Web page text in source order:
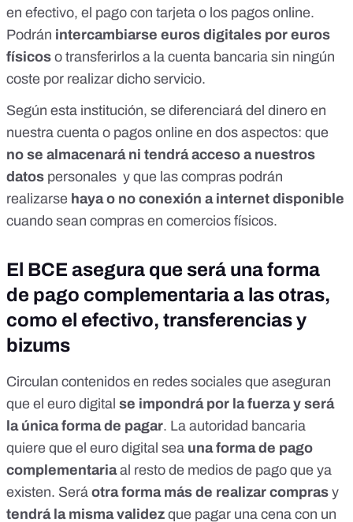
en efectivo, el pago con tarjeta o los pagos online.
Podrán intercambiarse euros digitales por euros
físicos o transferirlos a la cuenta bancaria sin ningún
coste por realizar dicho servicio.
Según esta institución, se diferenciará del dinero en
nuestra cuenta o pagos online en dos aspectos: que
no se almacenará ni tendrá acceso a nuestros
datos personales y que las compras podrán
realizarse haya o no conexión a internet disponible
cuando sean compras en comercios físicos.
El BCE asegura que será una forma
de pago complementaria a las otras,
como el efectivo, transferencias y
bizums
Circulan contenidos en redes sociales que aseguran
que el euro digital se impondrá por la fuerza y será
la única forma de pagar. La autoridad bancaria
quiere que el euro digital sea una forma de pago
complementariaal resto de medios de pago que ya
existen. Será otra forma más de realizar compras y
tendrá la misma validez que pagar una cena con un